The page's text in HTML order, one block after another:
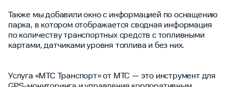
Также мы добавили окно с информацией по оснащению
парка, в котором отображается сводная информация
по количеству транспортных средств с топливными
картами, датчиками уровня топлива и без них.
Услуга «МТС Транспорт» от МТС — это инструмент для